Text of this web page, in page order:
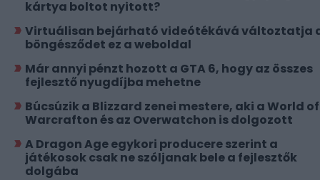
kártya boltot nyitott?
Virtuálisan bejárható videótékává változtatja
böngésződet ez a weboldal
Már annyi pénzt hozott a GTA 6, hogy az összes
fejlesztő nyugdíjba mehetne
Búcsúzik a Blizzard zenei mestere, aki a World of
Warcrafton és az Overwatchon is dolgozott
A Dragon Age egykori producere szerint a
játékosok csak ne szóljanak bele a fejlesztők
dolgába